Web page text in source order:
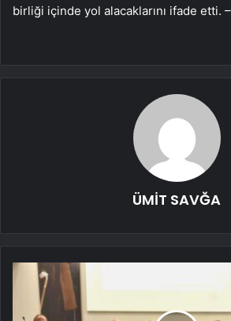
birliği içinde yol alacaklarını ifade etti.
ÜMİT SAVĞA